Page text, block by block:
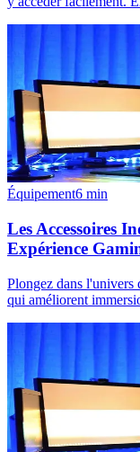
Équipement6 min
Les Accessoires
Expérience
Plongez dans l'univers
qui améliorent